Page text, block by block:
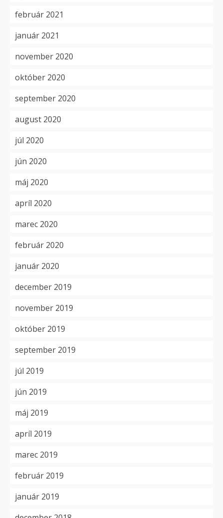
február 2021
január 2021
november 2020
október 2020
september 2020
august 2020
júl 2020
jún 2020
máj 2020
apríl 2020
marec 2020
február 2020
január 2020
december 2019
november 2019
október 2019
september 2019
júl 2019
jún 2019
máj 2019
apríl 2019
marec 2019
február 2019
január 2019